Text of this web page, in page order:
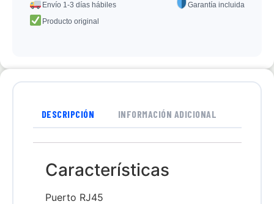
Envío 1-3 días hábiles
Garantía incluida
Producto original
DESCRIPCIÓN INFORMACIÓN ADICIONAL
Características
Puerto RJ45